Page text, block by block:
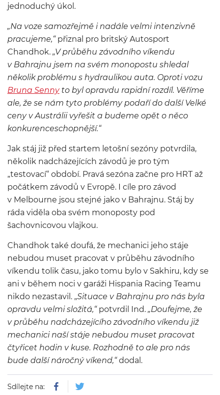
jednoduchý úkol.
„Na voze samozřejmě i nadále velmi intenzivně
pracujeme,“přiznal pro britský Autosport
Chandhok. „Vprůběhu závodního víkendu
v Bahrajnu jsem na svém monopostu shledal
několik problému s hydraulikou auta. Oproti vozu
Bruna Sennyto byl opravdu rapidní rozdíl. Věříme
ale, že se nám tyto problémy podaří do další Velké
ceny v Austrálii vyřešit a budeme opět o něco
konkurenceschopnější.“
Jak stáj již před startem letošní sezóny potvrdila,
několik nadcházejících závodů je pro tým
„testovací“ období. Pravá sezóna začne pro HRT až
počátkem závodů v Evropě. I cíle pro závod
v Melbourne jsou stejné jako v Bahrajnu. Stáj by
ráda viděla oba svém monoposty pod
šachovnicovou vlajkou.
Chandhok také doufá, že mechanici jeho stáje
nebudou muset pracovat v průběhu závodního
víkendu tolik času, jako tomu bylo v Sakhiru, kdy se
ani v během noci v garáži Hispania Racing Teamu
nikdo nezastavil. „Situace v Bahrajnu pro nás byla
opravdu velmi složitá,“potvrdil Ind. „Doufejme, že
v průběhu nadcházejícího závodního víkendu již
mechanici naší stáje nebudou muset pracovat
čtyřicet hodin v kuse. Rozhodně to ale pro nás
bude další náročný víkend,“dodal.
Sdílejte na: